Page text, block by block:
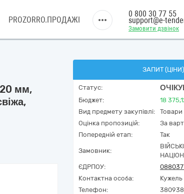
PROZORRO.ПРОДАЖІ
Замовити дзвінок
0 800 30 77 55
support@e-
мм,
ЗАПИТ
Статус:
Бюджет: 18
Вид предмету закупівлі:
Товари
Оцінка пропозицій:
За
Попередній етап:
Так
Замовник:
ЄДРПОУ:
Контактна особа:
Кужель
Телефон: